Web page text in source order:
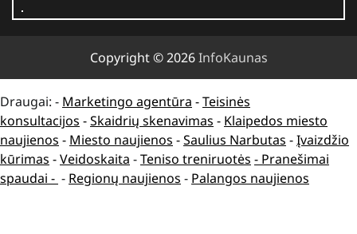
Copyright © 2026InfoKaunas
Draugai: - Marketingo agentūra -Teisinės
konsultacijos -Skaidrių skenavimas - Klaipedos miesto
naujienos - Miesto naujienos -Saulius Narbutas -Įvaizdžio
kūrimas -Veidoskaita -Teniso treniruotės - Pranešimai
spaudai - - Regionų naujienos - Palangos naujienos